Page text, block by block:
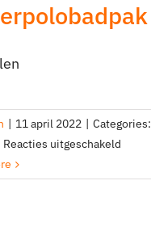
| 11 april 2022 | Categories:
Reacties uitgeschakeldvoor